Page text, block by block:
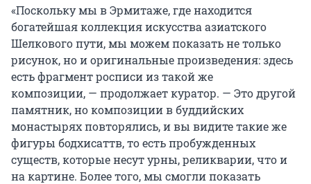
«Поскольку мы в Эрмитаже, где находится
богатейшая коллекция искусства азиатского
Шелкового пути, мы можем показать не только
рисунок, но и оригинальные произведения: здесь
есть фрагмент росписи из такой же
композиции, — продолжает куратор. — Это другой
памятник, но композиции в буддийских
монастырях повторялись, и вы видите такие же
фигуры бодхисаттв, то есть пробужденных
существ, которые несут урны, реликварии, что и
на картине. Более того, мы смогли показать